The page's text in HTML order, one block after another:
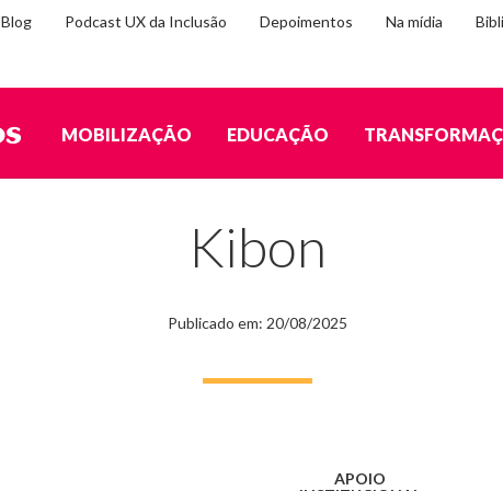
Blog Podcast UX da Inclusão Depoimentos Na mídia
MOBILIZAÇÃO EDUCAÇÃO
Kibon
Publicado em: 20/08/2025
APOIO